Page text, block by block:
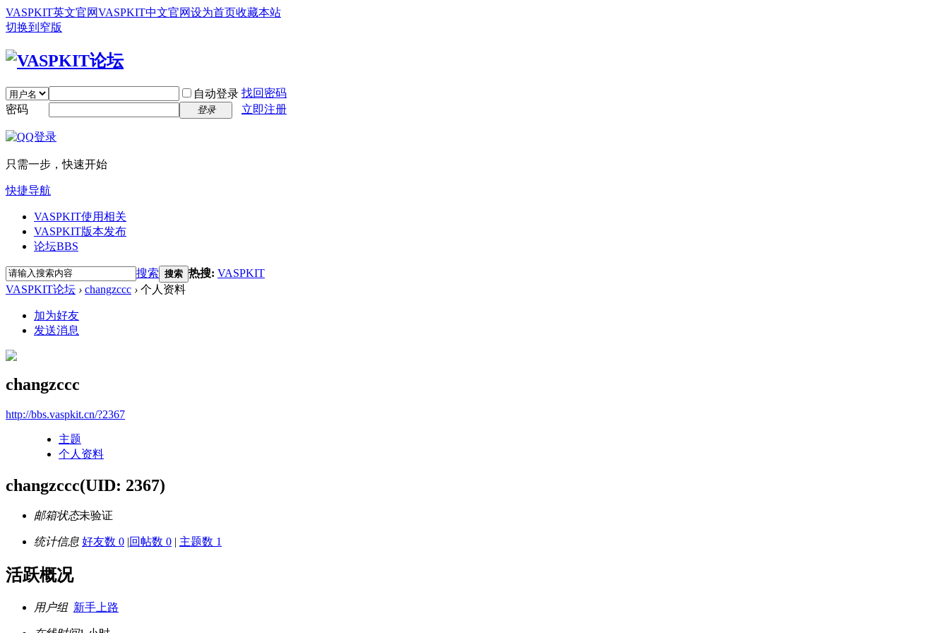
VASPKIT英文官网VASPKIT中文官网设为首页收藏本站
切换到窄版
自动登录 找回密码
密码
登录 立即注册
只需一步，快速开始
快捷导航
VASPKIT使用相关
VASPKIT版本发布
论坛BBS
搜索 搜索 热搜: VASPKIT
VASPKIT论坛 › changzccc › 个人资料
加为好友
发送消息
changzccc
http://bbs.vaspkit.cn/?2367
主题
个人资料
changzccc(UID: 2367)
邮箱状态未验证
统计信息 好友数 0 |回帖数 0 | 主题数 1
活跃概况
用户组 新手上路